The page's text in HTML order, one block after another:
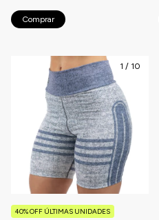
Comprar
1 / 10
40% OFF ÚLTIMAS UNIDADES